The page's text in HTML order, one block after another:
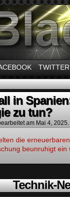
TWITTER
in
zu tun?
am Mai 4, 2025.
die
beunruhigt ein
Technik-